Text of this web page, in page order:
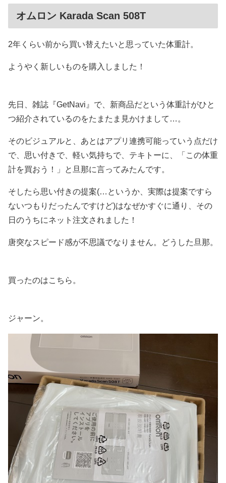
オムロン Karada Scan 508T
2年くらい前から買い替えたいと思っていた体重計。
ようやく新しいものを購入しました！
先日、雑誌『GetNavi』で、新商品だという体重計がひと
つ紹介されているのをたまたま見かけまして…。
そのビジュアルと、あとはアプリ連携可能っていう点だけ
で、思い付きで、軽い気持ちで、テキトーに、「この体重
計を買おう！」と旦那に言ってみたんです。
そしたら思い付きの提案(…というか、実際は提案ですら
ないつもりだったんですけど)はなぜかすぐに通り、その
日のうちにネット注文されました！
唐突なスピード感が不思議でなりません。どうした旦那。
買ったのはこちら。
ジャーン。